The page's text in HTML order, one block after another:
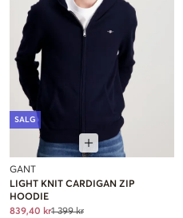
SALG
GANT
LIGHT KNIT CARDIGAN ZIP
HOODIE
839,40 kr1 399 kr